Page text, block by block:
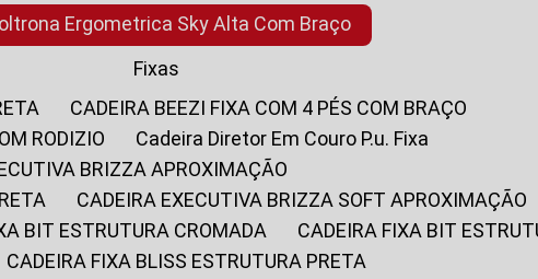
Poltrona Ergometrica Sky Alta Com Braço
Fixas
CADEIRA BEEZI FIXA COM 4 PÉS COM BRAÇO
RODIZIO
Cadeira Diretor Em Couro P.u. Fixa
BRIZZA APROXIMAÇÃO
CADEIRA EXECUTIVA BRIZZA SOFT APROXIMAÇÃO
BIT ESTRUTURA CROMADA
CADEIRA FIXA BIT
CADEIRA FIXA BLISS ESTRUTURA PRETA